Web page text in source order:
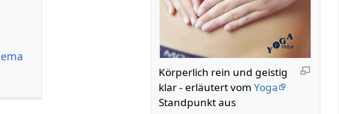
Körperlich rein und geistig
klar - erläutert vomYoga
Standpunkt aus